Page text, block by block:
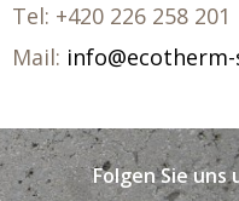
Tel: +420 226 258 201
Mail:
Folgen Sie uns